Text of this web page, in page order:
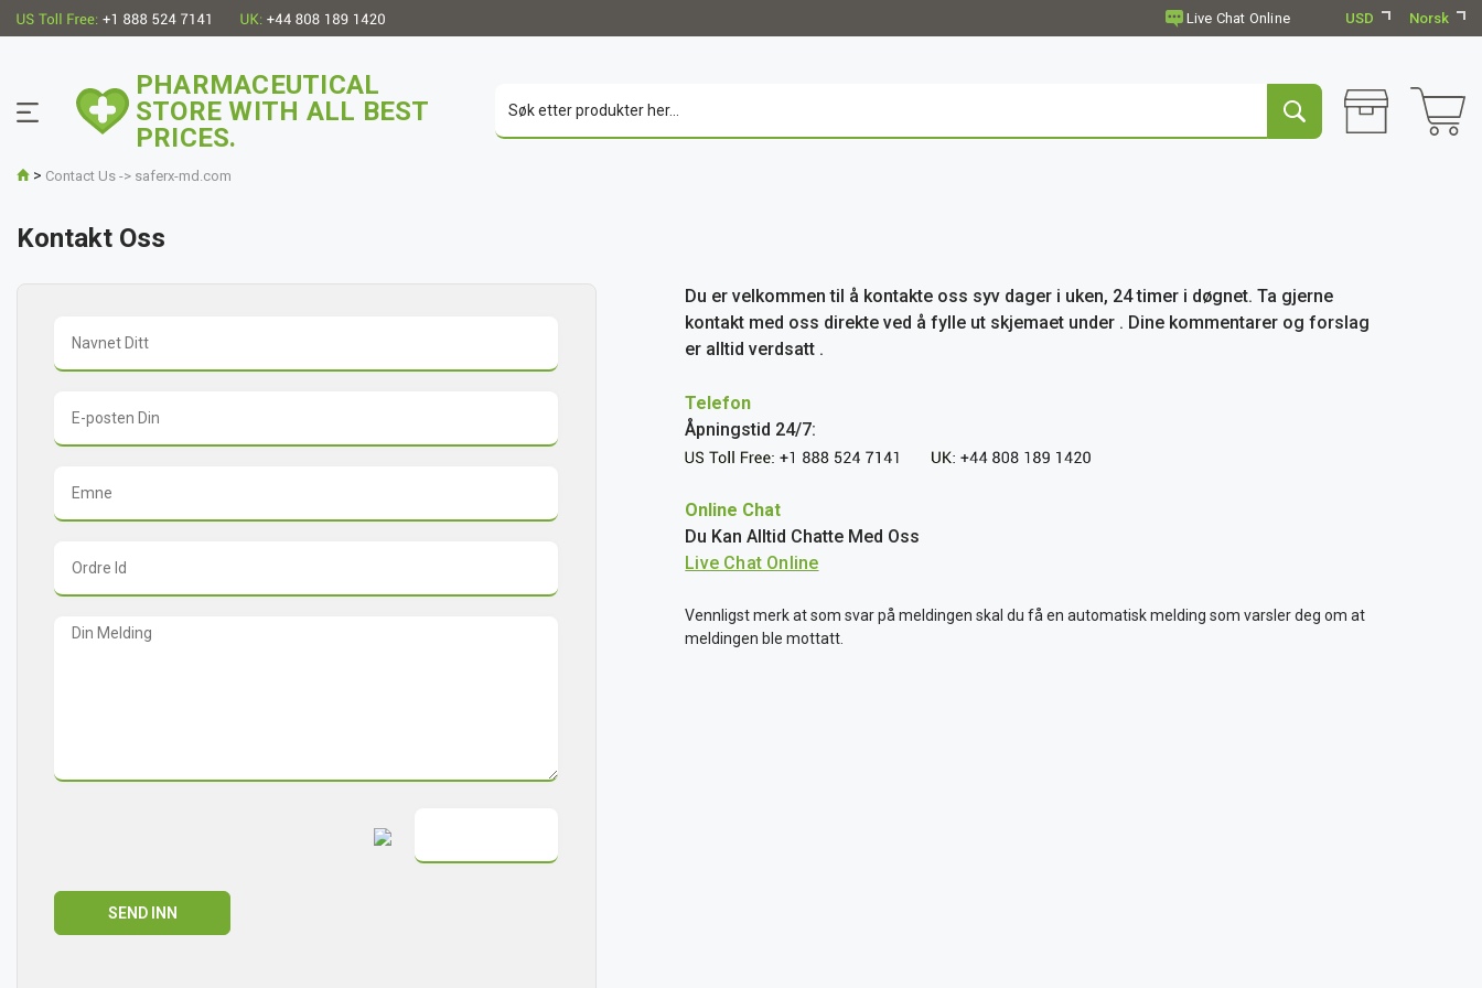
USD Norsk
PHARMACEUTICAL
STORE WITH ALL BEST
PRICES.
> Contact Us -> saferx-md.com
Kontakt Oss
SEND INN
Du er velkommen til å kontakte oss syv dager i uken, 24 timer i døgnet. Ta gjerne
kontakt med oss direkte ved å fylle ut skjemaet under . Dine kommentarer og forslag
er alltid verdsatt .
Telefon
Åpningstid 24/7:
Online Chat
Du Kan Alltid Chatte Med Oss
Vennligst merk at som svar på meldingen skal du få en automatisk melding som varsler deg om at
meldingen ble mottatt.